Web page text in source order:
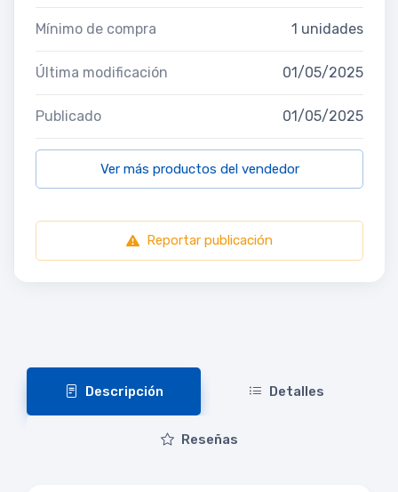
Mínimo de compra 1 unidades
Última modificación 01/05/2025
Publicado 01/05/2025
Ver más productos del vendedor
Reportar publicación
Descripción Detalles
Reseñas